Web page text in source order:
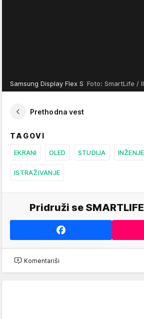
Samsung Display Flex S Foto: SmartLife /
Prethodna vest
TAGOVI
EKRANI OLED STUDIJA
ISTRAŽIVANJE
Pridruži se
Komentariši